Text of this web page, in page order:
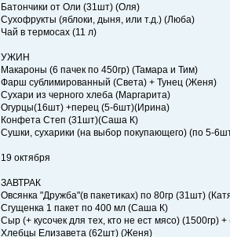
Батончики от Оли (31шт) (Оля)
Сухофрукты (яблоки, дыня, или т.д.) (Люба)
Чай в термосах (11 л)
УЖИН
Макароны (6 пачек по 450гр) (Тамара и Тим)
Фарш сублимированный (Света) + Тунец (Женя)
Сухари из черного хлеба (Маргарита)
Огурцы(16шт) +перец (5-6шт)(Ирина)
Конфета Степ (31шт)(Саша К)
Сушки, сухарики (на выбор покупающего) (по 5-
19 октября
ЗАВТРАК
Овсянка "Дружба"(в пакетиках) по 80гр (31шт)
Сгущенка 1 пакет по 400 мл (Саша К)
Сыр (+ кусочек для тех, кто не ест мясо) (1500гр)
Хлебцы Елизавета (62шт) (Женя)